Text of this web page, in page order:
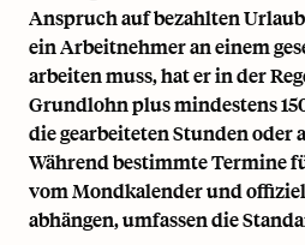
Anspruch auf bezahlten Urlaub
ein Arbeitnehmer an einem
arbeiten muss, hat er in der
Grundlohn plus mindestens
die gearbeiteten Stunden oder
Während bestimmte Termine
vom Mondkalender und
abhängen, umfassen die